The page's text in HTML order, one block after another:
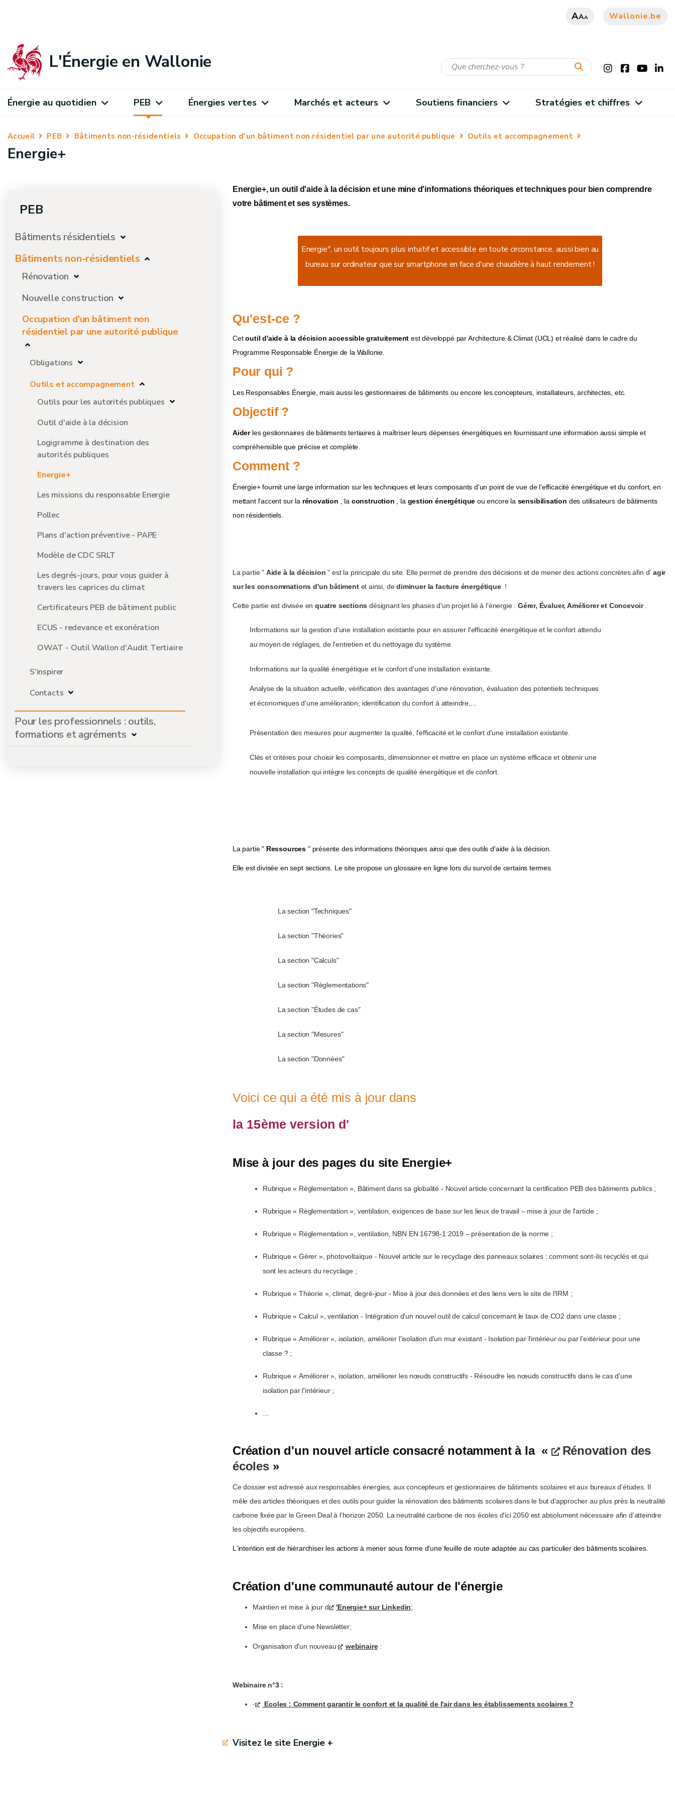
AAA Wallonie.be
L'Énergie en Wallonie
Énergie au quotidien PEB Énergies vertes Marchés et acteurs Soutiens financiers Stratégies et chiffres
Accueil PEB Bâtiments non-résidentiels Occupation d'un bâtiment non résidentiel par une autorité publique Outils et accompagnement
Energie+
PEB
Bâtiments résidentiels
Bâtiments non-résidentiels
Rénovation
Nouvelle construction
Occupation d'un bâtiment non
résidentiel par une autorité publique
Obligations
Outils et accompagnement
Outils pour les autorités publiques
Outil d'aide à la décision
Logigramme à destination des
autorités publiques
Energie+
Les missions du responsable Energie
Pollec
Plans d'action préventive - PAPE
Modèle de CDC SRLT
Les degrés-jours, pour vous guider à
travers les caprices du climat
Certificateurs PEB de bâtiment public
ECUS - redevance et exonération
OWAT - Outil Wallon d'Audit Tertiaire
S'inspirer
Contacts
Pour les professionnels : outils,
formations et agréments
Energie+, un outil d'aide à la décision et une mine d'informations théoriques et techniques pour bien comprendre
votre bâtiment et ses systèmes.
Energie+, un outil toujours plus intuitif et accessible en toute circonstance, aussi bien au
bureau sur ordinateur que sur smartphone en face d'une chaudière à haut rendement !
Qu'est-ce ?
Cetoutil d'aide à la décision accessible gratuitement est développé par Architecture & Climat (UCL) et réalisé dans le cadre du
Programme Responsable Énergie de la Wallonie.
Pour qui ?
Les Responsables Énergie, mais aussi les gestionnaires de bâtiments ou encore les concepteurs, installateurs, architectes, etc.
Objectif ?
Aiderles gestionnaires de bâtiments tertiaires à maîtriser leurs dépenses énergétiques en fournissant une information aussi simple et
compréhensible que précise et complète.
Comment ?
Énergie+ fournit une large information sur les techniques et leurs composants d'un point de vue de l'efficacité énergétique et du confort, en
mettant l'accent sur la rénovation , la construction , la gestion énergétique ou encore la sensibilisation des utilisateurs de bâtiments
non résidentiels.
La partie " Aide à la décision " est la principale du site. Elle permet de prendre des décisions et de mener des actions concrètes afin d' agir
sur les consommations d'un bâtiment et ainsi, dediminuer la facture énergétique!
Cette partie est divisée en quatre sections désignant les phases d'un projet lié à l'énergie : Gérer, Évaluer, Améliorer et Concevoir.
Informations sur la gestion d'une installation existante pour en assurer l'efficacité énergétique et le confort attendu
au moyen de réglages, de l'entretien et du nettoyage du système.
Informations sur la qualité énergétique et le confort d'une installation existante.
Analyse de la situation actuelle, vérification des avantages d'une rénovation, évaluation des potentiels techniques
et économiques d'une amélioration, identification du confort à atteindre,...
Présentation des mesures pour augmenter la qualité, l'efficacité et le confort d'une installation existante.
Clés et critères pour choisir les composants, dimensionner et mettre en place un système efficace et obtenir une
nouvelle installation qui intègre les concepts de qualité énergétique et de confort.
La partie " Ressources " présente des informations théoriques ainsi que des outils d'aide à la décision.
Elle est divisée en sept sections. Le site propose un glossaire en ligne lors du survol de certains termes
La section "Techniques"
La section "Théories"
La section "Calculs"
La section "Règlementations"
La section "Études de cas"
La section "Mesures"
La section "Données"
Voici ce qui a été mis à jour dans
la 15ème version d'
Mise à jour des pages du site Energie+
Rubrique « Règlementation », Bâtiment dans sa globalité - Nouvel article concernant la certification PEB des bâtiments publics ;
Rubrique « Règlementation », ventilation, exigences de base sur les lieux de travail – mise à jour de l'article ;
Rubrique « Règlementation », ventilation, NBN EN 16798-1:2019 – présentation de la norme ;
Rubrique « Gérer », photovoltaïque - Nouvel article sur le recyclage des panneaux solaires : comment sont-ils recyclés et qui
sont les acteurs du recyclage ;
Rubrique « Théorie », climat, degré-jour - Mise à jour des données et des liens vers le site de l'IRM ;
Rubrique « Calcul », ventilation - Intégration d'un nouvel outil de calcul concernant le taux de CO2 dans une classe ;
Rubrique « Améliorer », isolation, améliorer l'isolation d'un mur existant - Isolation par l'intérieur ou par l'extérieur pour une
classe ? ;
Rubrique « Améliorer », isolation, améliorer les nœuds constructifs - Résoudre les nœuds constructifs dans le cas d'une
isolation par l'intérieur ;
Création d'un nouvel article consacré notamment à la «
Rénovation des
écoles»
Ce dossier est adressé aux responsables énergies, aux concepteurs et gestionnaires de bâtiments scolaires et aux bureaux d'études. Il
mêle des articles théoriques et des outils pour guider la rénovation des bâtiments scolaires dans le but d'approcher au plus près la neutralité
carbone fixée par le Green Deal à l'horizon 2050. La neutralité carbone de nos écoles d'ici 2050 est absolument nécessaire afin d'atteindre
les objectifs européens.
L'intention est de hiérarchiser les actions à mener sous forme d'une feuille de route adaptée au cas particulier des bâtiments scolaires.
Création d'une communauté autour de l'énergie
Maintien et mise à jour d 'Energie+ sur Linkedin;
Mise en place d'une Newsletter;
Organisation d'un nouveau webinaire:
Webinaire n°3 :
· Ecoles : Comment garantir le confort et la qualité de l'air dans les établissements scolaires ?
Visitez le site Energie +